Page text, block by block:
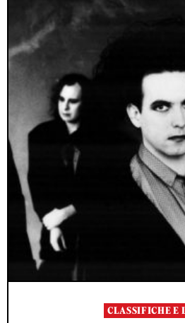
CLASSIFICHE E